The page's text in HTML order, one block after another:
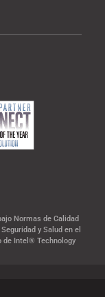
Normas de Calidad
y Salud en el
de Intel® Technology